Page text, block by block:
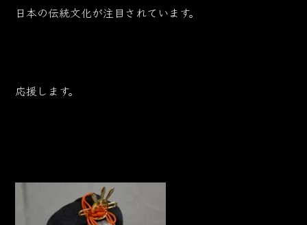
日本の伝統文化が注目されています。
応援します。